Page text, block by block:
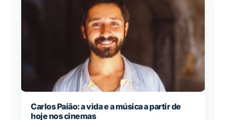
Carlos Paião: a vida e a música a partir de
hoje nos cinemas